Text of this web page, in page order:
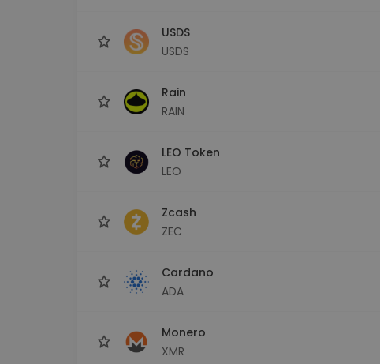
USDS
USDS
Rain
RAIN
LEO Token
LEO
Zcash
ZEC
Cardano
ADA
Monero
XMR